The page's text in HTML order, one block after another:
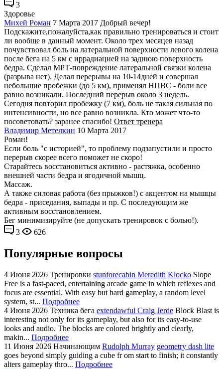
3
Здоровье
Михей Роман 7 Марта 2017 Добрый вечер!
Подскажите,пожалуйста,как правильно тренироваться и стоит
ли вообще в данный момент. Около трех месяцев назад
почувствовал боль на латеральной поверхности левого колена
после бега на 5 км с иррадиацией на заднюю поверхность
бедра. Сделал МРТ-повреждение латеральной связки колена
(разрыва нет). Делал перерывы на 10-14дней и совершал
небольшие пробежки (до 5 км), применял НПВС - боли все
равно возникали. Последний перерыв около 3 недель.
Сегодня повторил пробежку (7 км), боль не такая сильная по
интенсивности, но все равно возникла. Кто может что-то
посоветовать? заранее спасибо! Ответ тренера
Владимир Метелкин 10 Марта 2017
Роман!
Если боль "с историей", то проблему подзапустили и просто
перерыв скорее всего поможет не скоро!
Старайтесь восстановиться активно - растяжка, особенно
внешней части бедра и ягодичной мышц.
Массаж.
А также силовая работа (без прыжков!) с акцентом на мышцы
бедра - приседания, выпады и пр. С последующим же
активным восстановлением.
Бег минимизируйте (не допускать тренировок с болью!).
3
626
Популярные вопросы
4 Июня 2026 Тренировки stunforecabin Meredith Klocko Slope
Free is a fast-paced, entertaining arcade game in which reflexes and
focus are essential. With easy but hard gameplay, a random level
system, st... Подробнее
4 Июня 2026 Техника бега extendawful Craig Jerde Block Blast is
interesting not only for its gameplay, but also for its easy-to-use
looks and audio. The blocks are colored brightly and clearly,
makin... Подробнее
11 Июня 2026 Начинающим Rudolph Murray geometry dash lite
goes beyond simply guiding a cube fr om start to finish; it constantly
alters gameplay thro... Подробнее